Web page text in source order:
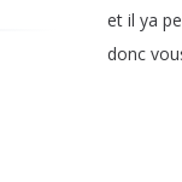
et il ya
donc